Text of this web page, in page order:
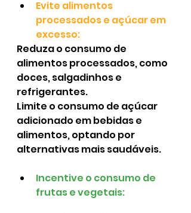
Evite alimentos
processados e açúcar em
excesso:
Reduza o consumo de
alimentos processados, como
doces, salgadinhos e
refrigerantes.
Limite o consumo de açúcar
adicionado em bebidas e
alimentos, optando por
alternativas mais saudáveis.
Incentive o consumo de
frutas e vegetais: